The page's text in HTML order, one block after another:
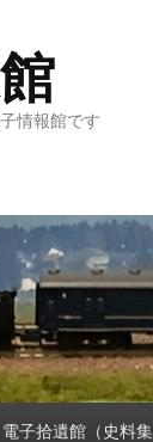
情報館です
電子拾遺館（史料集